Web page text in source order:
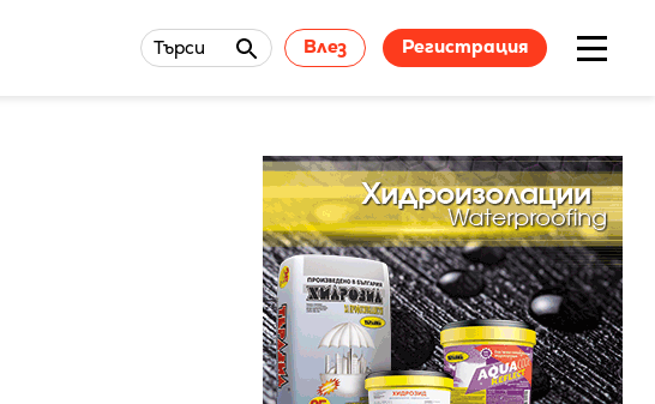
Търси Влез Регистрация